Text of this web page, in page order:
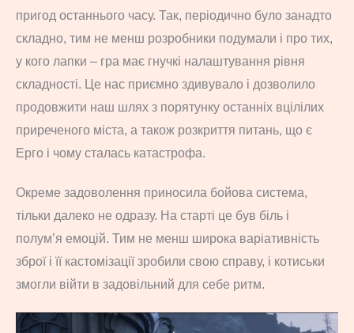
пригод останнього часу. Так, періодично було занадто
складно, тим не менш розробники подумали і про тих,
у кого лапки – гра має гнучкі налаштування рівня
складності. Це нас приємно здивувало і дозволило
продовжити наш шлях з порятунку останніх вцілілих
приреченого міста, а також розкриття питань, що є
Ерго і чому сталась катастрофа.
Окреме задоволення приносила бойова система,
тільки далеко не одразу. На старті це був біль і
полум’я емоцій. Тим не менш широка варіативність
зброї і її кастомізації зробили свою справу, і котиськи
змогли війти в задовільний для себе ритм.